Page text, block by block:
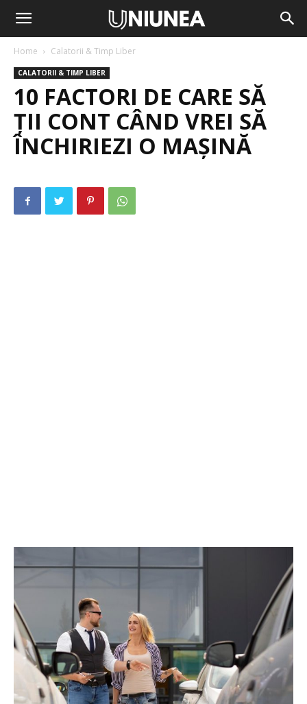
Home Calatorii & Timp Liber
CALATORII & TIMP LIBER
10 FACTORI DE CARE SĂ
ȚII CONT CÂND VREI SĂ
ÎNCHIRIEZI O MAȘINĂ